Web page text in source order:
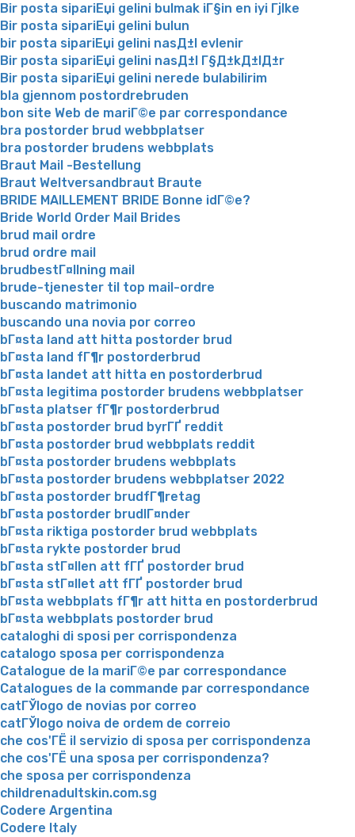
Bir posta sipariЕџi gelini bulmak iГ§in en iyi Гјlke
Bir posta sipariЕџi gelini bulun
bir posta sipariЕџi gelini nasД±l evlenir
Bir posta sipariЕџi gelini nasД±l Г§Д±kД±lД±r
Bir posta sipariЕџi gelini nerede bulabilirim
bla gjennom postordrebruden
bon site Web de mariГ©e par correspondance
bra postorder brud webbplatser
bra postorder brudens webbplats
Braut Mail -Bestellung
Braut Weltversandbraut Braute
BRIDE MAILLEMENT BRIDE Bonne idГ©e?
Bride World Order Mail Brides
brud mail ordre
brud ordre mail
brudbestГ¤llning mail
brude-tjenester til top mail-ordre
buscando matrimonio
buscando una novia por correo
bГ¤sta land att hitta postorder brud
bГ¤sta land fГ¶r postorderbrud
bГ¤sta landet att hitta en postorderbrud
bГ¤sta legitima postorder brudens webbplatser
bГ¤sta platser fГ¶r postorderbrud
bГ¤sta postorder brud byrГҐ reddit
bГ¤sta postorder brud webbplats reddit
bГ¤sta postorder brudens webbplats
bГ¤sta postorder brudens webbplatser 2022
bГ¤sta postorder brudfГ¶retag
bГ¤sta postorder brudlГ¤nder
bГ¤sta riktiga postorder brud webbplats
bГ¤sta rykte postorder brud
bГ¤sta stГ¤llen att fГҐ postorder brud
bГ¤sta stГ¤llet att fГҐ postorder brud
bГ¤sta webbplats fГ¶r att hitta en postorderbrud
bГ¤sta webbplats postorder brud
cataloghi di sposi per corrispondenza
catalogo sposa per corrispondenza
Catalogue de la mariГ©e par correspondance
Catalogues de la commande par correspondance
catГЎlogo de novias por correo
catГЎlogo noiva de ordem de correio
che cos'ГЁ il servizio di sposa per corrispondenza
che cos'ГЁ una sposa per corrispondenza?
che sposa per corrispondenza
childrenadultskin.com.sg
Codere Argentina
Codere Italy